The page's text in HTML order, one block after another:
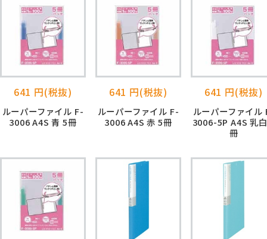
641 円(税抜)
ルーパーファイル F-
3006 A4S 青 5冊
641 円(税抜)
ルーパーファイル F-
3006 A4S 赤 5冊
641 円(税抜)
ルーパーファイル
3006-5P A4S 乳
冊